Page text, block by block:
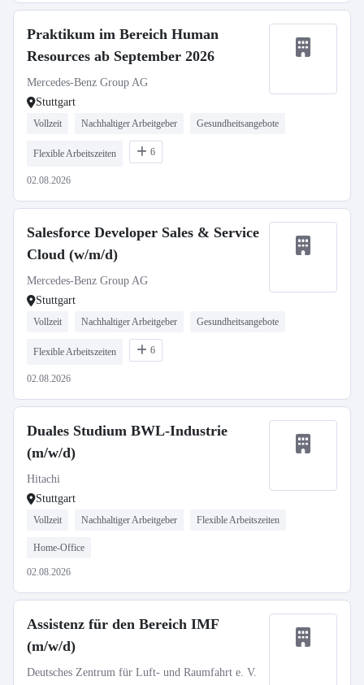
Praktikum im Bereich Human
Resources ab September 2026
Mercedes-Benz Group AG
Stuttgart
Vollzeit Nachhaltiger Arbeitgeber Gesundheitsangebote
Flexible Arbeitszeiten 6
02.08.2026
Salesforce Developer Sales & Service
Cloud (w/m/d)
Mercedes-Benz Group AG
Stuttgart
Vollzeit Nachhaltiger Arbeitgeber Gesundheitsangebote
Flexible Arbeitszeiten 6
02.08.2026
Duales Studium BWL-Industrie
(m/w/d)
Hitachi
Stuttgart
Vollzeit Nachhaltiger Arbeitgeber Flexible Arbeitszeiten
Home-Office
02.08.2026
Assistenz für den Bereich IMF
(m/w/d)
Deutsches Zentrum für Luft- und Raumfahrt e. V.